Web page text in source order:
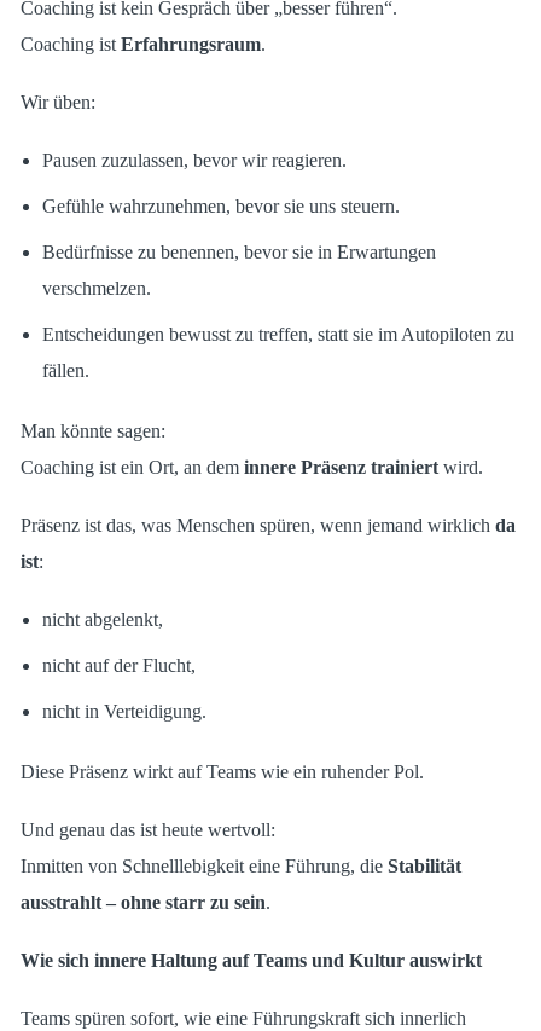
Coaching ist kein Gespräch über „besser führen“.
Coaching istErfahrungsraum.
Wir üben:
Pausen zuzulassen, bevor wir reagieren.
Gefühle wahrzunehmen, bevor sie uns steuern.
Bedürfnisse zu benennen, bevor sie in Erwartungen
verschmelzen.
Entscheidungen bewusst zu treffen, statt sie im Autopiloten zu
fällen.
Man könnte sagen:
Coaching ist ein Ort, an deminnere Präsenz trainiert wird.
Präsenz ist das, was Menschen spüren, wenn jemand wirklichda
ist:
nicht abgelenkt,
nicht auf der Flucht,
nicht in Verteidigung.
Diese Präsenz wirkt auf Teams wie ein ruhender Pol.
Und genau das ist heute wertvoll:
Inmitten von Schnelllebigkeit eine Führung, dieStabilität
ausstrahlt – ohne starr zu sein.
Wie sich innere Haltung auf Teams und Kultur auswirkt
Teams spüren sofort, wie eine Führungskraft sich innerlich